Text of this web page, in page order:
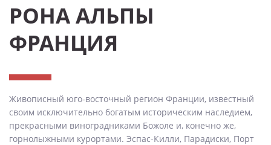
РОНА АЛЬПЫ
ФРАНЦИЯ
Живописный юго-восточный регион Франции, известный
своим исключительно богатым историческим наследием,
прекрасными виноградниками Божоле и, конечно же,
горнолыжными курортами. Эспас-Килли, Парадиски, Порт